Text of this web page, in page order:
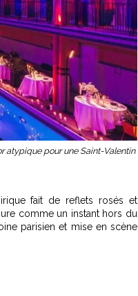
atypique pour une Saint-Valentin
fait de reflets rosés et
comme un instant hors du
parisien et mise en scène